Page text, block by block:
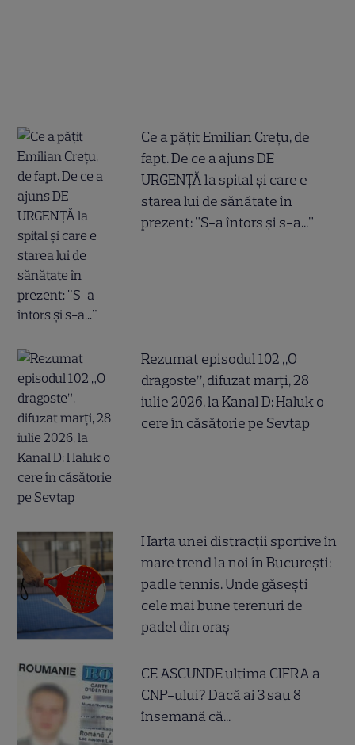
Ce a pățit Emilian Crețu, de
fapt. De ce a ajuns DE
URGENȚĂ la spital și care e
starea lui de sănătate în
prezent: "S-a întors și s-a..."
Rezumat episodul 102 „O
dragoste”, difuzat marți, 28
iulie 2026, la Kanal D: Haluk o
cere în căsătorie pe Sevtap
Harta unei distracții sportive în
mare trend la noi în București:
padle tennis. Unde găsești
cele mai bune terenuri de
padel din oraș
CE ASCUNDE ultima CIFRA a
CNP-ului? Dacă ai 3 sau 8
însemană că...